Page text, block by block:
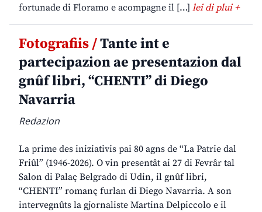
fortunade di Floramo e acompagne il […] lei di plui +
Fotografiis /Tante int e
partecipazion ae presentazion dal
gnûf libri, “CHENTI” di Diego
Navarria
Redazion
La prime des iniziativis pai 80 agns de “La Patrie dal
Friûl” (1946-2026). O vin presentât ai 27 di Fevrâr tal
Salon di Palaç Belgrado di Udin, il gnûf libri,
“CHENTI” romanç furlan di Diego Navarria. A son
intervegnûts la gjornaliste Martina Delpiccolo e il